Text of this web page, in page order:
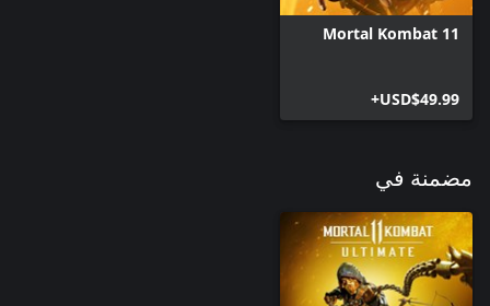
Mortal Kombat 11
USD$49.99+
مضمنة في